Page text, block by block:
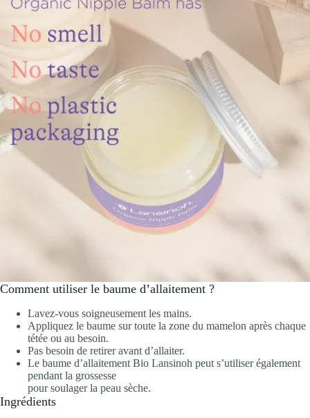
Comment utiliser le baume d’allaitement ?
Lavez-vous soigneusement les mains.
Appliquez le baume sur toute la zone du mamelon après chaque
tétée ou au besoin.
Pas besoin de retirer avant d’allaiter.
Le baume d’allaitement Bio Lansinoh peut s’utiliser également
pendant la grossesse
pour soulager la peau sèche.
Ingrédients